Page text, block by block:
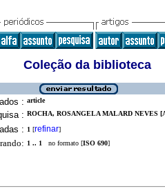
Coleção da biblioteca
: article
: ROCHA, ROSANGELA MALARD NEVES
: 1 [refinar]
1 .. 1 no formato [ISO 690]